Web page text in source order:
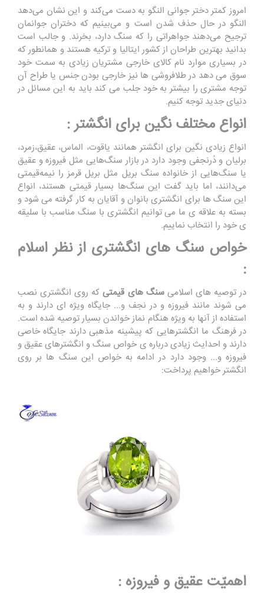
امروز کمتر دختر جوانی النگو به دست می‌کند و این نشان می‌دهد
النگو در حال حذف شدن است و می‌بینیم که دختران جوانمان
ترجیح می‌دهند جواهراتی را که سنگ دارد، بخرند. و جالب است
بدانید بهترین طراحان از کشور ایتالیا و ترکیه هستند و همانطور که
در بسیاری موارد نام کالای خارجی مشتریان زیادی به سمت خود
سوق می دهد در طلافروشی ها نیز خارجی بودن جنس یا طراح آن
توجه مشتری را بیشتر به خود جلب می کند باید به این مسائل در
دنیای جدید توجه کنیم.
انواع مختلف نگین برای انگشتر :
انواع زیادی نگین برای انگشتر همانند یاقوت، الماس، عقیق،زمرد،
برلیان و دُرنجفی وجود دارد در بازار سنگ‌هایی مثل فیروزه و عقیق
یا سنگ‌هایی از خانواده سنگ بریل مثل بریل قرمز را نیمه‌قیمتی
می‌دانند، اما باید گفت این سنگ‌ها بسیار قیمتی هستند، انواع
این سنگ ها برای انگشتری بانوان و آقایان به کار گرفته می شود و
بسته به علاقه ی ما می توانیم انگشتری با سنگ مناسب با سلیقه
ی خود را انتخاب نماییم.
خواص سنگ های انگشتری از نظر اسلام
:
در توصیه های اسلامیسنگ های قیمتیکه روی انگشتری نصب
می شوند مانند فیروزه و در نجف و... جایگاه ویژه ای دارند و به
استفاده از آنها به ویژه هنگام نماز خواندن بسیار توصیه شده است.
در فرهنگ ما انگشترهایی که پیشینه مذهبی دارند جایگاه خاصی
دارند و احدایث زیادی درباره ی خواص سنگ و انگشترهای عقیق و
فیروزه و... وجود دارد در ادامه به خواص این سنگ ها بر روی
انگشتر خواهیم پرداخت:
اهمیّت عقیق و فیروزه :